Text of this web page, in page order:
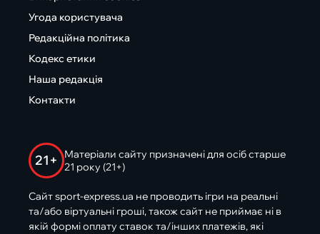
Угода користувача
Редакційна політика
Кодекс етики
Наша редакція
Контакти
21+
Матеріали сайту призначені для осіб старше
21 року (21+)
Сайт sport-express.ua не проводить ігри на реальні
та/або віртуальні гроші, також сайт не приймає ні в
якій формі оплату ставок та/інших платежів, які